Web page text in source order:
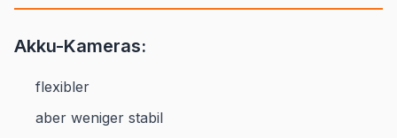
Akku-Kameras:
flexibler
aber weniger stabil